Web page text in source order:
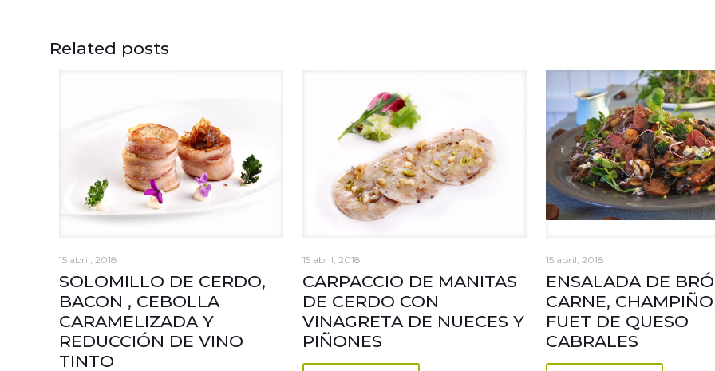
Related posts
15 abril, 2018
SOLOMILLO DE CERDO,
BACON , CEBOLLA
CARAMELIZADA Y
REDUCCIÓN DE VINO
TINTO
15 abril, 2018
CARPACCIO DE MANITAS
DE CERDO CON
VINAGRETA DE NUECES Y
PIÑONES
15 abril, 2018
ENSALADA DE
CARNE,
FUET DE QUESO
CABRALES